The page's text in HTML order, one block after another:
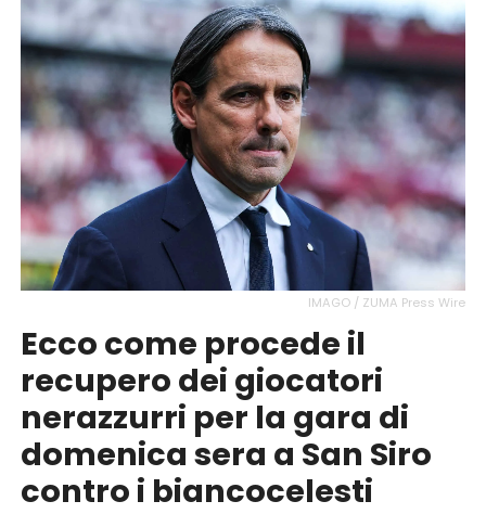
IMAGO / ZUMA Press Wire
Ecco come procede il
recupero dei giocatori
nerazzurri per la gara di
domenica sera a San Siro
contro i biancocelesti